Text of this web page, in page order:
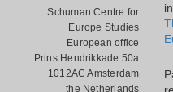
Schuman Centre for
Europe Studies
European office
Prins Hendrikkade 50a
1012AC Amsterdam
the Netherlands